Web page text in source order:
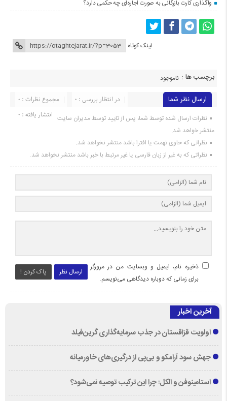
واگذاری کارت بازرگانی به صورت اجاره‌ای چه حکمی دارد؟
لینک کوتاه
برچسب ها : ناموجود
ارسال نظر شما مجموع نظرات : 0
در انتظار بررسی : 0
انتشار یافته : 0 نظرات ارسال شده توسط شما، پس از تایید توسط مدیران سایت
منتشر خواهد شد.
نظراتی که حاوی تهمت یا افترا باشد منتشر نخواهد شد.
نظراتی که به غیر از زبان فارسی یا غیر مرتبط با خبر باشد منتشر نخواهد شد.
ارسال نظر پاک کردن !
ذخیره نام، ایمیل و وبسایت من در مرورگر
برای زمانی که دوباره دیدگاهی می‌نویسم.
آخرین اخبار
اولویت قزاقستان در جذب سرمایه‌گذاری گرین‌فیلد
جهش سود آرامکو و بی‌پی از درگیری‌های خاورمیانه
استامینوفن و الکل؛ چرا این ترکیب توصیه نمی‌شود؟